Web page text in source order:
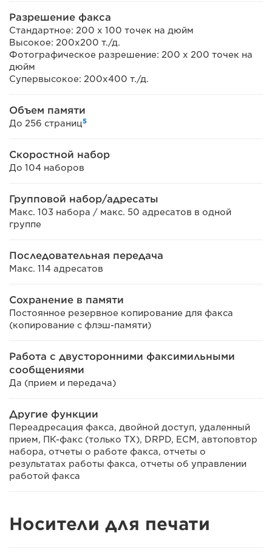
Разрешение факса
Стандартное: 200 x 100 точек на дюйм
Высокое: 200x200 т./д.
Фотографическое разрешение: 200 x 200 точек на
дюйм
Супервысокое: 200x400 т./д.
Объем памяти
До 256 страниц5
Скоростной набор
До 104 наборов
Групповой набор/адресаты
Макс. 103 набора / макс. 50 адресатов в одной
группе
Последовательная передача
Макс. 114 адресатов
Сохранение в памяти
Постоянное резервное копирование для факса
(копирование с флэш-памяти)
Работа с двусторонними факсимильными
сообщениями
Да (прием и передача)
Другие функции
Переадресация факса, двойной доступ, удаленный
прием, ПК-факс (только TX), DRPD, ECM, автоповтор
набора, отчеты о работе факса, отчеты о
результатах работы факса, отчеты об управлении
работой факса
Носители для печати